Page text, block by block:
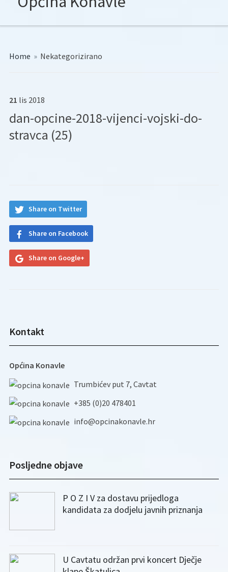
Home » Nekategorizirano
21 lis 2018
dan-opcine-2018-vijenci-vojski-do-
stravca (25)
Share on Twitter
Share on Facebook
Share on Google+
Kontakt
Općina Konavle
Trumbićev put 7, Cavtat
+385 (0)20 478401
info@opcinakonavle.hr
Posljedne objave
P O Z I V za dostavu prijedloga
kandidata za dodjelu javnih priznanja
U Cavtatu održan prvi koncert Dječje